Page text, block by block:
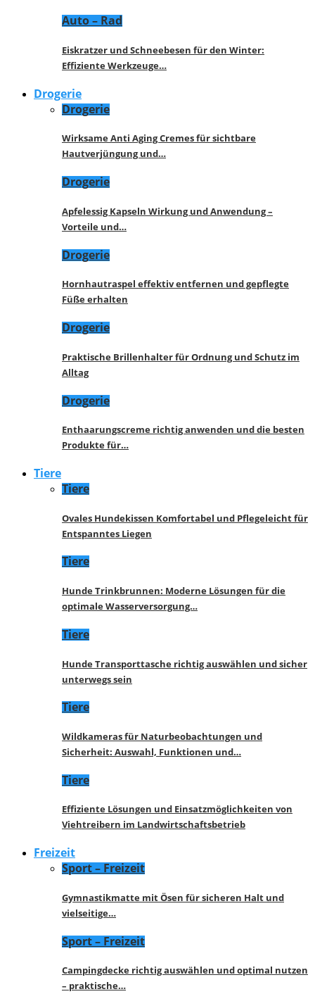
Auto – Rad
Eiskratzer und Schneebesen für den Winter:
Effiziente Werkzeuge…
Drogerie
Drogerie
Wirksame Anti Aging Cremes für sichtbare
Hautverjüngung und…
Drogerie
Apfelessig Kapseln Wirkung und Anwendung –
Vorteile und…
Drogerie
Hornhautraspel effektiv entfernen und gepflegte
Füße erhalten
Drogerie
Praktische Brillenhalter für Ordnung und Schutz im
Alltag
Drogerie
Enthaarungscreme richtig anwenden und die besten
Produkte für…
Tiere
Tiere
Ovales Hundekissen Komfortabel und Pflegeleicht für
Entspanntes Liegen
Tiere
Hunde Trinkbrunnen: Moderne Lösungen für die
optimale Wasserversorgung…
Tiere
Hunde Transporttasche richtig auswählen und sicher
unterwegs sein
Tiere
Wildkameras für Naturbeobachtungen und
Sicherheit: Auswahl, Funktionen und…
Tiere
Effiziente Lösungen und Einsatzmöglichkeiten von
Viehtreibern im Landwirtschaftsbetrieb
Freizeit
Sport – Freizeit
Gymnastikmatte mit Ösen für sicheren Halt und
vielseitige…
Sport – Freizeit
Campingdecke richtig auswählen und optimal nutzen
– praktische…